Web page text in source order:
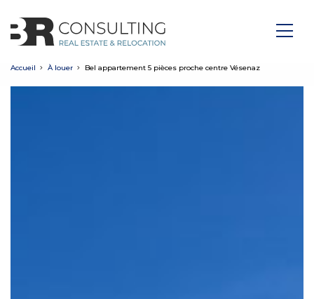
Accueil À louer Bel appartement 5 pièces proche centre Vésenaz